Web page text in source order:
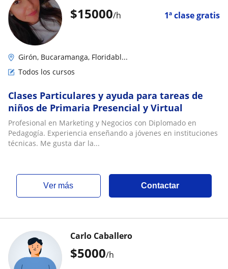
$15000/h 1ª clase gratis
Girón, Bucaramanga, Floridabl...
Todos los cursos
Clases Particulares y ayuda para tareas de
niños de Primaria Presencial y Virtual
Profesional en Marketing y Negocios con Diplomado en
Pedagogía. Experiencia enseñando a jóvenes en instituciones
técnicas. Me gusta dar la...
ver más Contactar
$5000/h
Carlo Caballero